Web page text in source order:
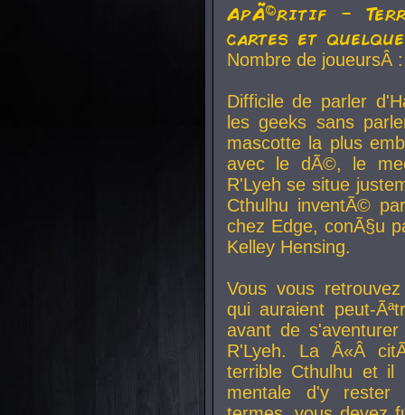
ApÃ©ritif -
cartes et
Nombre de
Difficile de parler
les geeks sans
mascotte la plus
avec le dÃ©, le
R'Lyeh se situe
Cthulhu inventÃ©
chez Edge, conÃ§u
Kelley Hensing.
Vous vous
qui auraient peut-
avant de
R'Lyeh. La Â«Â
terrible Cthulhu et
mentale d'y rester